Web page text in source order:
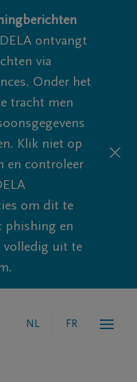
DELA ontvangt
via
Onder het
tracht men
Klik niet op
en controleer
om dit te
phishing en
volledig uit te
NL FR